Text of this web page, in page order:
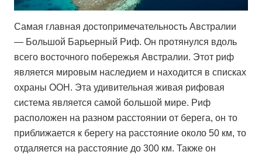
Самая главная достопримечательность Австралии
— Большой Барьерный Риф. Он протянулся вдоль
всего восточного побережья Австралии. Этот риф
является мировым наследием и находится в списках
охраны ООН. Эта удивительная живая рифовая
система является самой большой мире. Риф
расположен на разном расстоянии от берега, он то
приближается к берегу на расстояние около 50 км, то
отдаляется на расстояние до 300 км. Также он